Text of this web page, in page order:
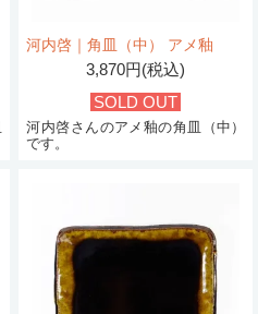
河内啓｜角皿（中） アメ釉
3,870円(税込)
SOLD OUT
河内啓さんのアメ釉の角皿（中）
です。